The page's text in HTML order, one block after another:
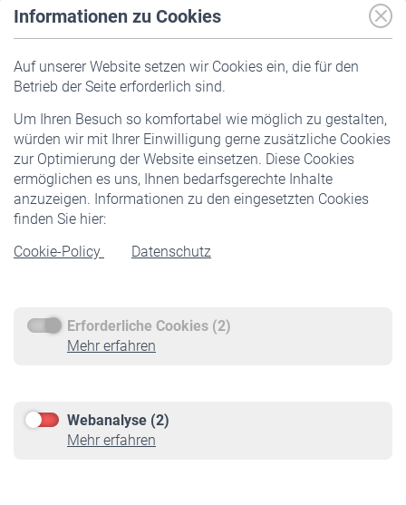
Informationen zu Cookies
Auf unserer Website setzen wir Cookies ein, die für den
Betrieb der Seite erforderlich sind.
Um Ihren Besuch so komfortabel wie möglich zu gestalten,
würden wir mit Ihrer Einwilligung gerne zusätzliche Cookies
zur Optimierung der Website einsetzen. Diese Cookies
ermöglichen es uns, Ihnen bedarfsgerechte Inhalte
anzuzeigen. Informationen zu den eingesetzten Cookies
finden Sie hier:
Cookie-Policy
Datenschutz
Erforderliche Cookies (2)
Mehr erfahren
Webanalyse (2)
Mehr erfahren
Pflichtversicherung
Staatliche Förderung
Veranstaltungen
Rentner
Rentenbeginn
Rente beantragen
Service
Informationen
Online-Rechner
VBLnewsletter